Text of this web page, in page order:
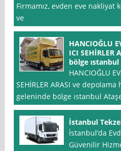
Firmamız, evden eve nakliyat
ve
HANCIOĞLU
ICI
bölge
HANCIOĞLU
SEHİRLER ARASI ve
geleninde bölge ıstanbul
İstanbul
İstanbul’da
Güvenilir